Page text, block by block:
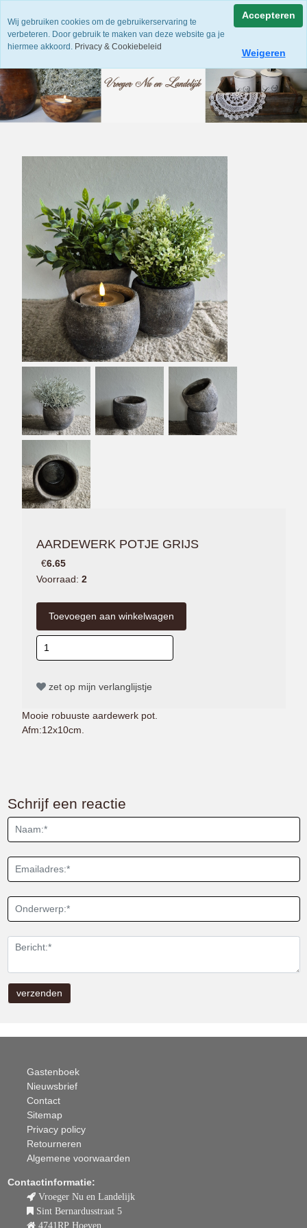
AARDEWERK POTJE GRIJS
€6.65
Voorraad: 2
zet op mijn verlanglijstje
Mooie robuuste aardewerk pot.
Afm:12x10cm.
Schrijf een reactie
Gastenboek
Nieuwsbrief
Contact
Sitemap
Privacy policy
Retourneren
Algemene voorwaarden
Contactinformatie:
Vroeger Nu en Landelijk
Sint Bernardusstraat 5
4741RP Hoeven
Wij gebruiken cookies om de gebruikerservaring te
verbeteren. Door gebruik te maken van deze website ga je
hiermee akkoord. Privacy & Cookiebeleid
Accepteren
Weigeren